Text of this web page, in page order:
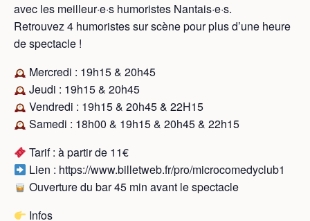
avec les meilleur·e·s humoristes Nantais·e·s.
Retrouvez 4 humoristes sur scène pour plus d’une heure
de spectacle !
Mercredi : 19h15 & 20h45
Jeudi : 19h15 & 20h45
Vendredi : 19h15 & 20h45 & 22H15
Samedi : 18h00 & 19h15 & 20h45 & 22h15
Tarif : à partir de 11€
Lien : https://www.billetweb.fr/pro/microcomedyclub1
Ouverture du bar 45 min avant le spectacle
Infos